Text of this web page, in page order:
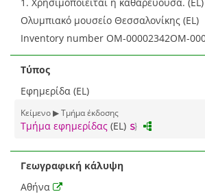
Ολυμπιακό μουσείο Θεσσαλονίκης (EL)
Inventory number ΟΜ-00002342ΟΜ-
Τύπος
Εφημερίδα (EL)
Κείμενο ▶ Τμήμα έκδοσης
Τμήμα εφημερίδας (EL)
Γεωγραφική κάλυψη
Αθήνα